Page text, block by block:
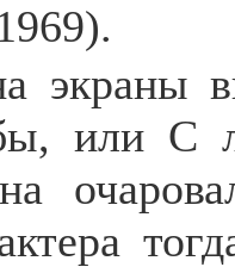
экраны
или С